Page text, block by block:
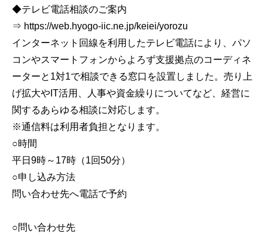
◆テレビ電話相談のご案内
⇒ https://web.hyogo-iic.ne.jp/keiei/yorozu
インターネット回線を利用したテレビ電話により、パソ
コンやスマートフォンからよろず支援拠点のコーディネ
ーターと1対1で相談できる窓口を設置しました。売り上
げ拡大やIT活用、人事や資金繰りについてなど、経営に
関するあらゆる相談に対応します。
※通信料は利用者負担となります。
○時間
平日9時～17時（1回50分）
○申し込み方法
問い合わせ先へ電話で予約
○問い合わせ先